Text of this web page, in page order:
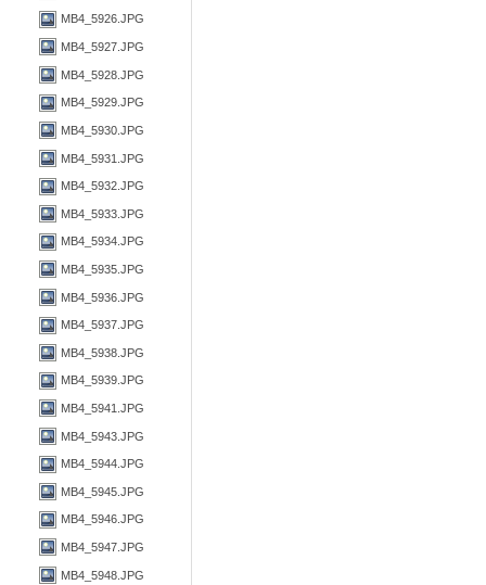
MB4_5926.JPG
MB4_5927.JPG
MB4_5928.JPG
MB4_5929.JPG
MB4_5930.JPG
MB4_5931.JPG
MB4_5932.JPG
MB4_5933.JPG
MB4_5934.JPG
MB4_5935.JPG
MB4_5936.JPG
MB4_5937.JPG
MB4_5938.JPG
MB4_5939.JPG
MB4_5941.JPG
MB4_5943.JPG
MB4_5944.JPG
MB4_5945.JPG
MB4_5946.JPG
MB4_5947.JPG
MB4_5948.JPG